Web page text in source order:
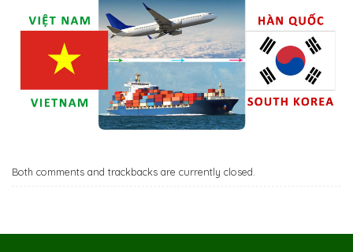
Both comments and trackbacks are currently closed.